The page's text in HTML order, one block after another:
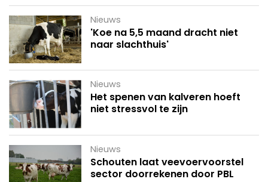
Nieuws
'Koe na 5,5 maand dracht niet
naar slachthuis'
Nieuws
Het spenen van kalveren hoeft
niet stressvol te zijn
Nieuws
Schouten laat veevoervoorstel
sector doorrekenen door PBL